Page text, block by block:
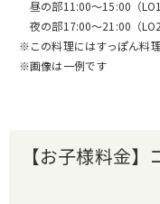
昼の部11:00～15:00（
夜の部17:00～21:00（
※この料理にはすっぽん料
※画像は一例です
【お子様料金